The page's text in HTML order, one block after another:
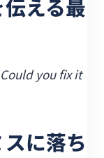
える最
you fix it
に落ち